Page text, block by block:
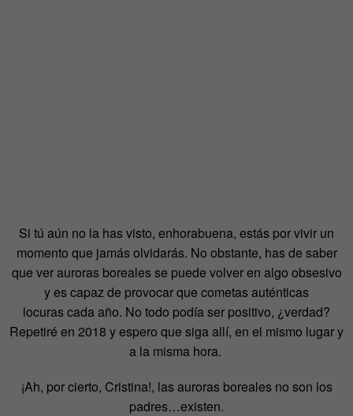
Si tú aún no la has visto, enhorabuena, estás por vivir un
momento que jamás olvidarás. No obstante, has de saber
que ver auroras boreales se puede volver en algo obsesivo
y es capaz de provocar que cometas auténticas
locuras cada año. No todo podía ser positivo, ¿verdad?
Repetiré en 2018 y espero que siga allí, en el mismo lugar y
a la misma hora.
¡Ah, por cierto, Cristina!, las auroras boreales no son los
padres…existen.